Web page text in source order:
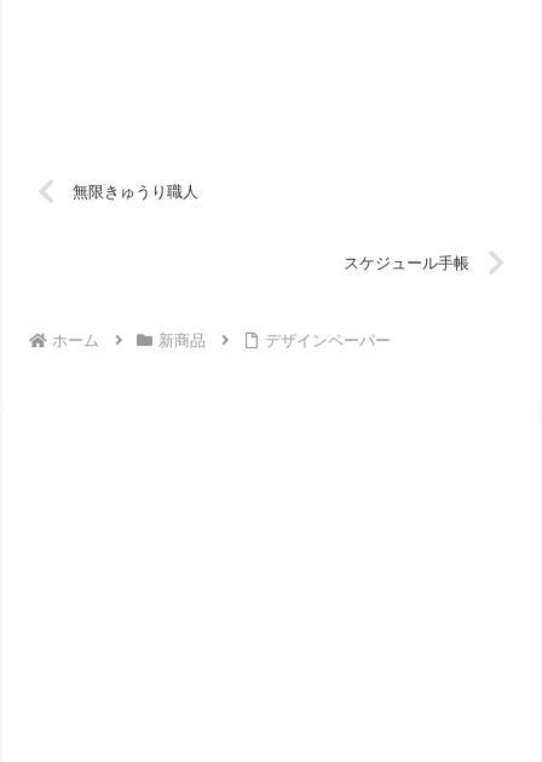
無限きゅうり職人
スケジュール手帳
ホーム 新商品 デザインペーパー